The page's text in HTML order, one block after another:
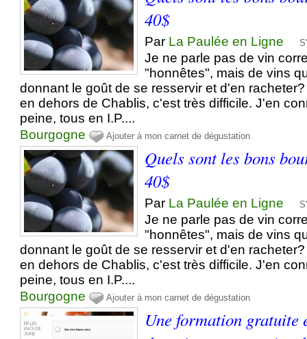
40$
Par La Paulée en Ligne
Je ne parle pas de vin
"honnêtes", mais de vins
donnant le goût de se resservir et d'en
en dehors de Chablis, c'est très difficile. J'en
peine, tous en I.P....
Bourgogne
Ajouter à mon carnet de dégustation
Quels sont les bons
40$
Par La Paulée en Ligne
Je ne parle pas de vin
"honnêtes", mais de vins
donnant le goût de se resservir et d'en
en dehors de Chablis, c'est très difficile. J'en
peine, tous en I.P....
Bourgogne
Ajouter à mon carnet de dégustation
Une formation gratuite